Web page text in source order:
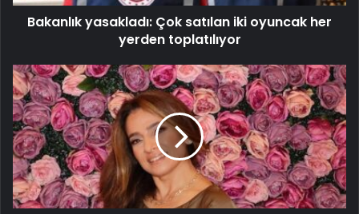
Bakanlık yasakladı: Çok satılan iki oyuncak her
yerden toplatılıyor